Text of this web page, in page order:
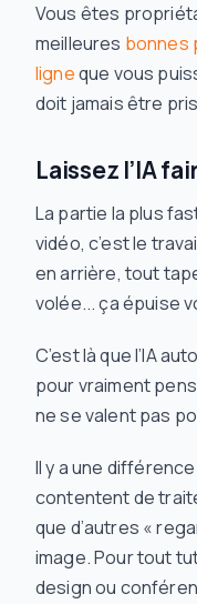
Vous êtes
meilleures bonnes
ligneque vous
doit jamais être
Laissez l’IA
La partie la plus
vidéo, c’est le
en arrière, tout
volée... ça épuise
C’est là que l’IA
pour vraiment
ne se valent pas
Il y a une
contentent de
que d’autres «
image. Pour tout
design ou